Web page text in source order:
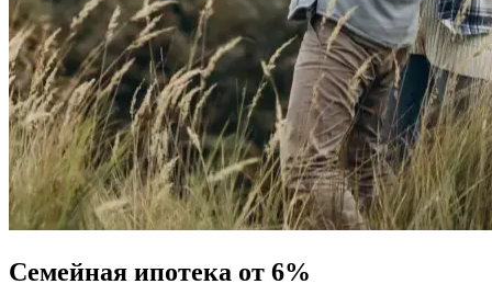
Семейная ипотека от 6%